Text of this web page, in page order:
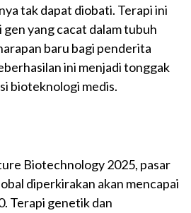
tak dapat diobati. Terapi ini
yang cacat dalam tubuh
baru bagi penderita
ini menjadi tonggak
bioteknologi medis.
Biotechnology2025, pasar
diperkirakan akan mencapai
Terapi genetik dan